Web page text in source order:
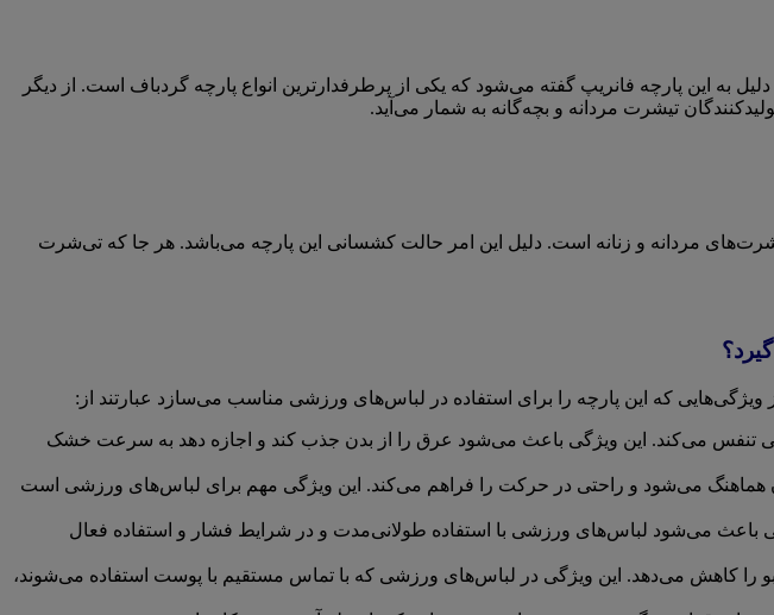
به این پارچه فانریپ گفته می‌شود که یکی از پرطرفدارترین انواع پارچه گردباف است. از دیگر
تیشرت مردانه و بچه‌گانه به شمار می‌آید.
مردانه و زنانه است. دلیل این امر حالت کشسانی این پارچه می‌باشد. هر جا که تی‌شرت
که این پارچه را برای استفاده در لباس‌های ورزشی مناسب می‌سازد عبارتند از:
تنفس می‌کند. این ویژگی باعث می‌شود عرق را از بدن جذب کند و اجازه دهد به سرعت خشک
هماهنگ می‌شود و راحتی در حرکت را فراهم می‌کند. این ویژگی مهم برای لباس‌های ورزشی است
باعث می‌شود لباس‌های ورزشی با استفاده طولانی‌مدت و در شرایط فشار و استفاده فعال
را کاهش می‌دهد. این ویژگی در لباس‌های ورزشی که با تماس مستقیم با پوست استفاده می‌شوند،